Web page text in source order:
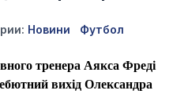
Новини Футбол
тренера Аякса Фреді
вихід Олександра